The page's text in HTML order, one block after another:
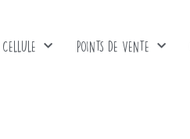
CELLULE POINTS DE VENTE